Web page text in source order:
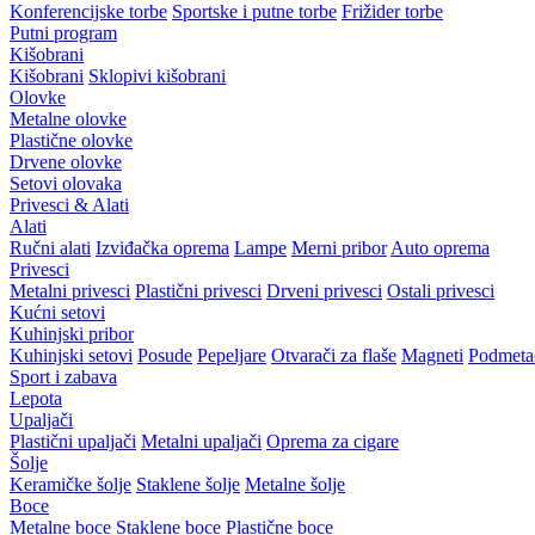
Konferencijske torbe Sportske i putne torbe Frižider torbe
Putni program
Kišobrani
Kišobrani Sklopivi kišobrani
Olovke
Metalne olovke
Plastične olovke
Drvene olovke
Setovi olovaka
Privesci & Alati
Alati
Ručni alati Izviđačka oprema Lampe Merni pribor Auto oprema
Privesci
Metalni privesci Plastični privesci Drveni privesci Ostali privesci
Kućni setovi
Kuhinjski pribor
Kuhinjski setovi Posude Pepeljare Otvarači za flaše Magneti
Sport i zabava
Lepota
Upaljači
Plastični upaljači Metalni upaljači Oprema za cigare
Šolje
Keramičke šolje Staklene šolje Metalne šolje
Boce
Metalne boce Staklene boce Plastične boce